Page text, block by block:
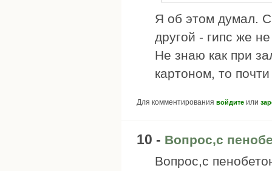
Я об этом думал.
другой - гипс же
Не знаю как при
картоном, то
Для комментирования войдите или
10 - Вопрос,с
Вопрос,с